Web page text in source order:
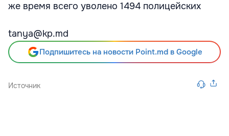
же время всего уволено 1494 полицейских
tanya@kp.md
Подпишитесь на новости Point.md в Google
Источник